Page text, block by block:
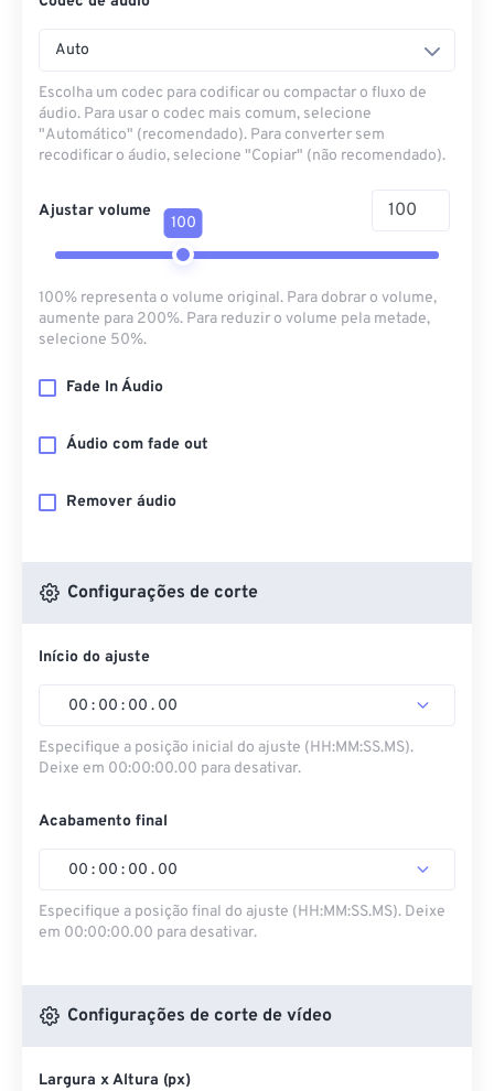
Auto
Escolha um codec para codificar ou compactar o fluxo de
áudio. Para usar o codec mais comum, selecione
"Automático" (recomendado). Para converter sem
recodificar o áudio, selecione "Copiar" (não recomendado).
Ajustar volume
100
100% representa o volume original. Para dobrar o volume,
aumente para 200%. Para reduzir o volume pela metade,
selecione 50%.
Fade In Áudio
Áudio com fade out
Remover áudio
Configurações de corte
Início do ajuste
00 : 00 : 00 . 00
Especifique a posição inicial do ajuste (HH:MM:SS.MS).
Deixe em 00:00:00.00 para desativar.
Acabamento final
00 : 00 : 00 . 00
Especifique a posição final do ajuste (HH:MM:SS.MS). Deixe
em 00:00:00.00 para desativar.
Configurações de corte de vídeo
Largura x Altura (px)